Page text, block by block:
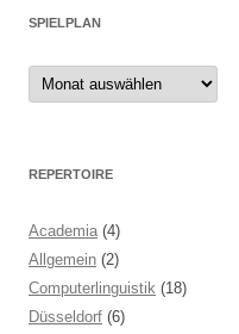
SPIELPLAN
Spielplan
REPERTOIRE
Academia (4)
Allgemein (2)
Computerlinguistik (18)
Düsseldorf (6)